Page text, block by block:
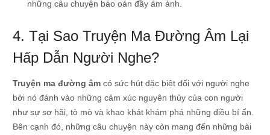
những câu chuyện báo oán đầy ám ảnh.
4. Tại Sao Truyện Ma Đường Âm Lại
Hấp Dẫn Người Nghe?
Truyện ma đường âmcó sức hút đặc biệt đối với người nghe
bởi nó đánh vào những cảm xúc nguyên thủy của con người
như sự sợ hãi, tò mò và khao khát khám phá những điều bí ẩn.
Bên cạnh đó, những câu chuyện này còn mang đến những bài